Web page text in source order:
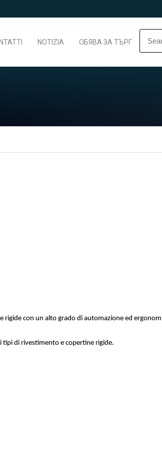
NOTIZIA ОБЯВА ЗА ТЪРГ
rigide con un alto grado di automazione ed
tipi di rivestimento e copertine rigide.